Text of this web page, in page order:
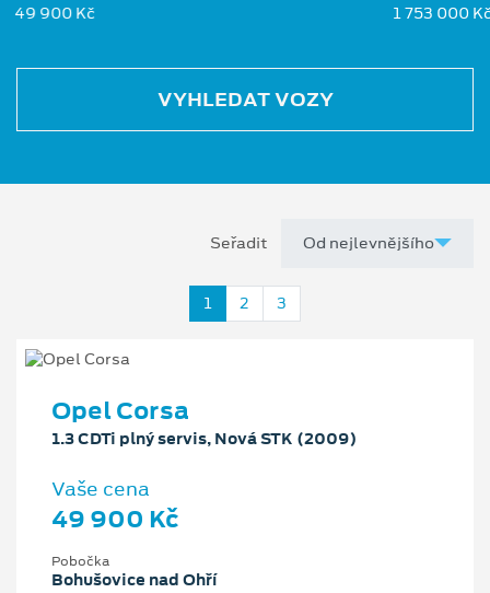
49 900 Kč 1 753 000
VYHLEDAT VOZY
Seřadit
1 2 3
Opel Corsa
1.3 CDTi plný servis, Nová STK (2009)
Vaše cena
49 900 Kč
Pobočka
Bohušovice nad Ohří